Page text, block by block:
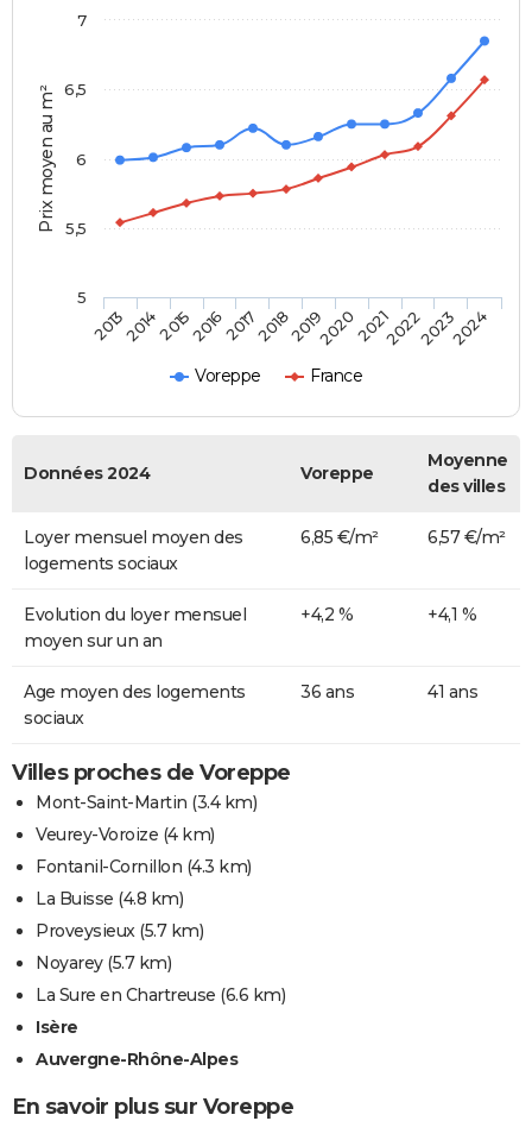
Prix moyen au m²
Voreppe France
201320142015201620172018201920202021202220232024
5
5,5
6
6,5
7
Données 2024 Voreppe
Moyenne
des villes
Loyer mensuel moyen des
logements sociaux
6,85 €/m² 6,57 €/m²
Evolution du loyer mensuel
moyen sur un an
+4,2 % +4,1 %
Age moyen des logements
sociaux
36 ans 41 ans
Villes proches de Voreppe
Mont-Saint-Martin (3.4 km)
Veurey-Voroize (4 km)
Fontanil-Cornillon (4.3 km)
La Buisse (4.8 km)
Proveysieux(5.7 km)
Noyarey(5.7 km)
La Sure en Chartreuse (6.6 km)
Isère
Auvergne-Rhône-Alpes
En savoir plus sur Voreppe